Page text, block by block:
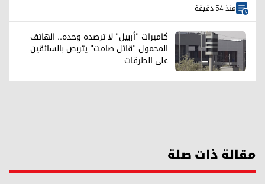
منذ 54 دقيقة
كاميرات "أربيل" لا ترصده وحده.. الهاتف
المحمول "قاتل صامت" يتربص بالسائقين
على الطرقات
مقالة ذات صلة